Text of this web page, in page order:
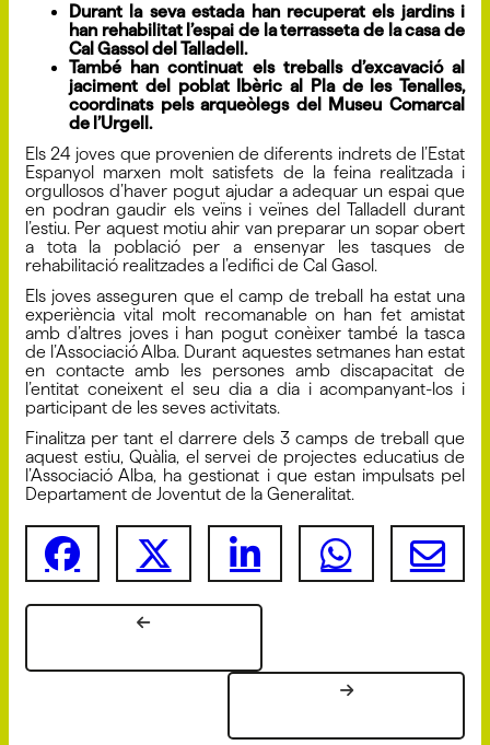
Durant la seva estada han recuperat els jardins i
han rehabilitat l’espai de la terrasseta de la casa de
Cal Gassol del Talladell.
També han continuat els treballs d’excavació al
jaciment del poblat Ibèric al Pla de les Tenalles,
coordinats pels arqueòlegs del Museu Comarcal
de l’Urgell.
Els 24 joves que provenien de diferents indrets de l’Estat
Espanyol marxen molt satisfets de la feina realitzada i
orgullosos d’haver pogut ajudar a adequar un espai que
en podran gaudir els veïns i veïnes del Talladell durant
l’estiu. Per aquest motiu ahir van preparar un sopar obert
a tota la població per a ensenyar les tasques de
rehabilitació realitzades a l’edifici de Cal Gasol.
Els joves asseguren que el camp de treball ha estat una
experiència vital molt recomanable on han fet amistat
amb d’altres joves i han pogut conèixer també la tasca
de l’Associació Alba. Durant aquestes setmanes han estat
en contacte amb les persones amb discapacitat de
l’entitat coneixent el seu dia a dia i acompanyant-los i
participant de les seves activitats.
Finalitza per tant el darrere dels 3 camps de treball que
aquest estiu, Quàlia, el servei de projectes educatius de
l’Associació Alba, ha gestionat i que estan impulsats pel
Departament de Joventut de la Generalitat.